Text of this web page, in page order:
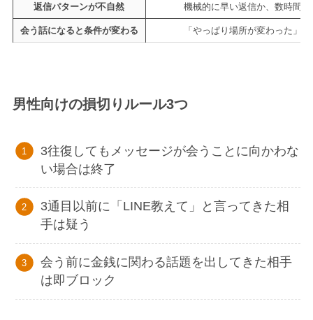
返信パターンが不自然 機械的に早い返信か、数時間
会う話になると条件が変わる 「やっぱり場所が変わった」
男性向けの損切りルール3つ
3往復してもメッセージが会うことに向かわな
い場合は終了
3通目以前に「LINE教えて」と言ってきた相
手は疑う
会う前に金銭に関わる話題を出してきた相手
は即ブロック